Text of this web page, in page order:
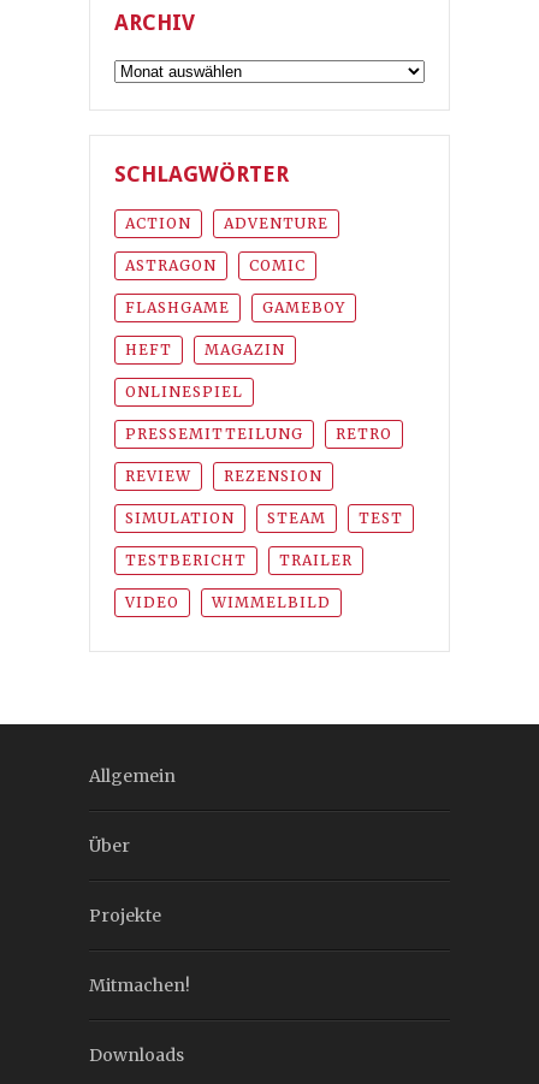
ARCHIV
Archiv
SCHLAGWÖRTER
ACTION ADVENTURE
ASTRAGON COMIC
FLASHGAME GAMEBOY
HEFT MAGAZIN
ONLINESPIEL
PRESSEMITTEILUNG RETRO
REVIEW REZENSION
SIMULATION STEAM TEST
TESTBERICHT TRAILER
VIDEO WIMMELBILD
Allgemein
Über
Projekte
Mitmachen!
Downloads